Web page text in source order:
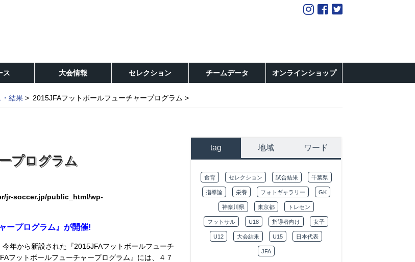
ス 大会情報 セレクション チームデータ オンラインショップ
・結果 2015JFAフットボールフューチャープログラム
プログラム
jr-soccer.jp/public_html/wp-
ープログラム』が開催!
年から新設された『2015JFAフットボールフューチ
フットボールフューチャープログラム』には、４７
tag 地域 ワード
食育 セレクション 試合結果 千葉県
指導論 栄養 フォトギャラリー GK
神奈川県 東京都 トレセン
フットサル U18 指導者向け 女子
U12 大会結果 U15 日本代表
JFA